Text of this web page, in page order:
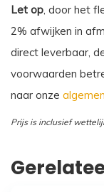
Let op , door het
2% afwijken in
direct leverbaar,
voorwaarden
naar onze
Prijs is inclusief